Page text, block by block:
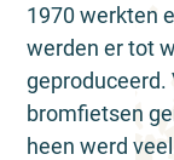
1970 werkten
werden er tot
geproduceerd.
bromfietsen
heen werd